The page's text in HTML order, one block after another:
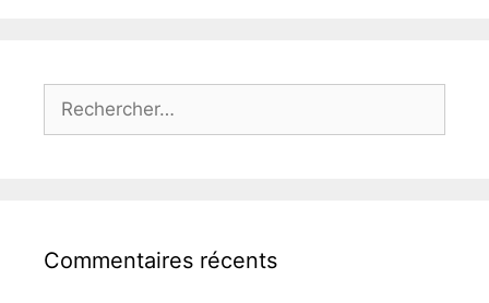
Commentaires récents